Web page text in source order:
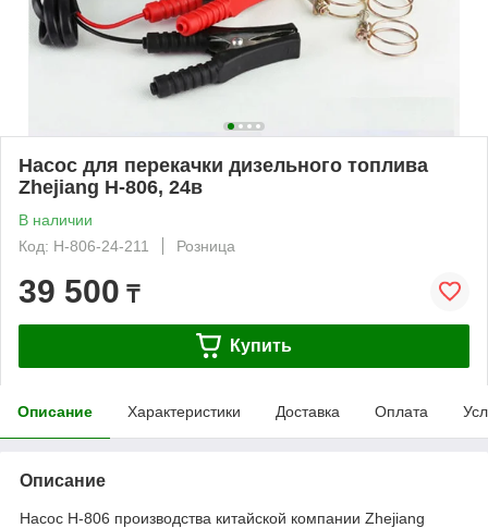
Насос для перекачки дизельного топлива
Zhejiang H-806, 24в
В наличии
Код: H-806-24-211
Розница
39 500 ₸
Купить
Описание Характеристики Доставка Оплата
Описание
Насос H-806 производства китайской компании Zhejiang